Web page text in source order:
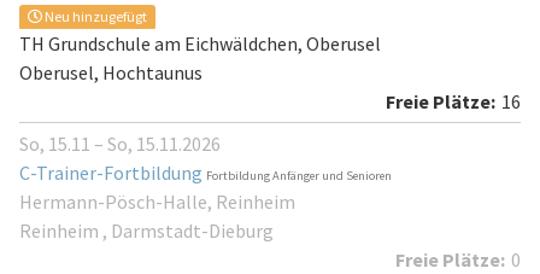
Neu hinzugefügt
TH Grundschule am Eichwäldchen, Oberusel
Oberusel, Hochtaunus
16
So, 15.11 – So, 15.11.2026
C-Trainer-Fortbildung Fortbildung Anfänger und Senioren
Hermann-Pösch-Halle, Reinheim
Reinheim , Darmstadt-Dieburg
0